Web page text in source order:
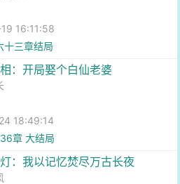
16:11:58
十三章结局
：开局娶个白仙老婆
18:49:14
章 大结局
：我以记忆焚尽万古长夜